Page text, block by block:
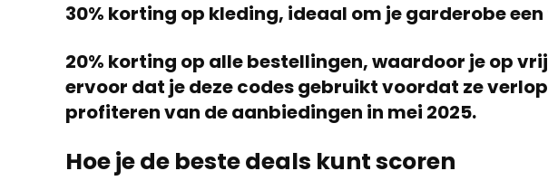
30% korting op kleding, ideaal om je garderobe
20% korting op alle bestellingen, waardoor je op
ervoor dat je deze codes gebruikt voordat ze
profiteren van de aanbiedingen in mei 2025.
Hoe je de beste deals kunt scoren